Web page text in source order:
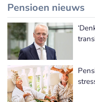
Pensioen nieuws